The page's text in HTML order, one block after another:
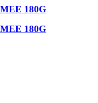
180G
180G